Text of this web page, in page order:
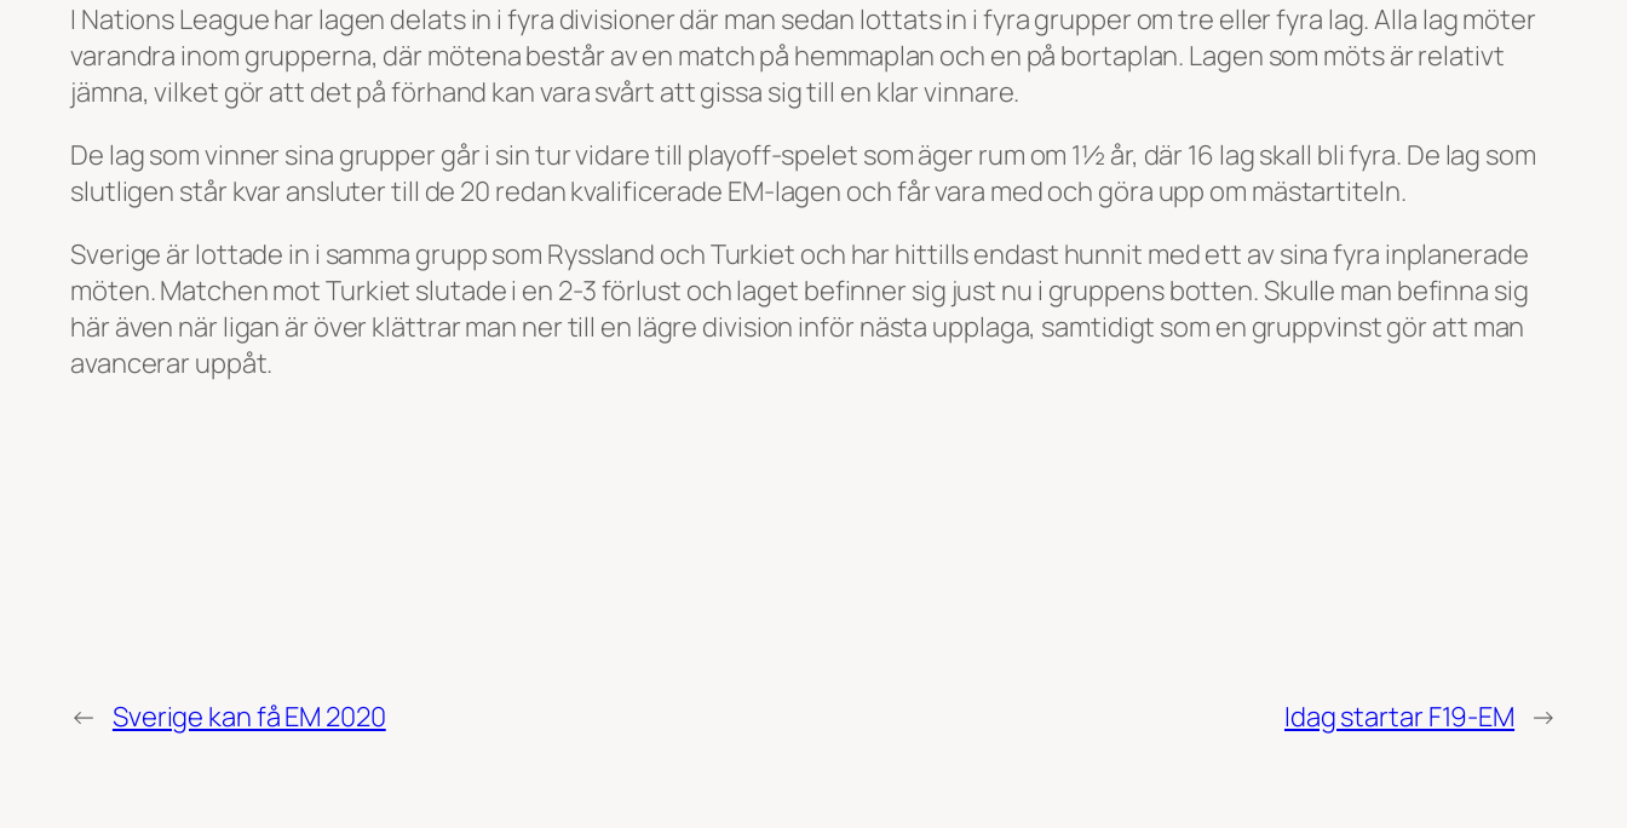
I Nations League har lagen delats in i fyra divisioner där man sedan lottats in i fyra grupper om tre eller fyra lag. Alla lag möter
varandra inom grupperna, där mötena består av en match på hemmaplan och en på bortaplan. Lagen som möts är relativt
jämna, vilket gör att det på förhand kan vara svårt att gissa sig till en klar vinnare.
De lag som vinner sina grupper går i sin tur vidare till playoff-spelet som äger rum om 1½ år, där 16 lag skall bli fyra. De lag som
slutligen står kvar ansluter till de 20 redan kvalificerade EM-lagen och får vara med och göra upp om mästartiteln.
Sverige är lottade in i samma grupp som Ryssland och Turkiet och har hittills endast hunnit med ett av sina fyra inplanerade
möten. Matchen mot Turkiet slutade i en 2-3 förlust och laget befinner sig just nu i gruppens botten. Skulle man befinna sig
här även när ligan är över klättrar man ner till en lägre division inför nästa upplaga, samtidigt som en gruppvinst gör att man
avancerar uppåt.
← Sverige kan få EM 2020 Idag startar F19-EM →